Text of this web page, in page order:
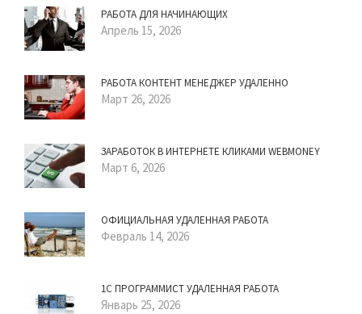
РАБОТА ДЛЯ НАЧИНАЮЩИХ
Апрель 15, 2026
РАБОТА КОНТЕНТ МЕНЕДЖЕР УДАЛЕННО
Март 26, 2026
ЗАРАБОТОК В ИНТЕРНЕТЕ КЛИКАМИ WEBMONEY
Март 6, 2026
ОФИЦИАЛЬНАЯ УДАЛЕННАЯ РАБОТА
Февраль 14, 2026
1С ПРОГРАММИСТ УДАЛЕННАЯ РАБОТА
Январь 25, 2026